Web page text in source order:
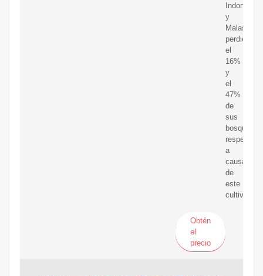
Indonesia
y
Malasia,
perdieron
el
16%
y
el
47%
de
sus
bosques,
a
causa
de
este
cultivo.
Obtén
el
precio